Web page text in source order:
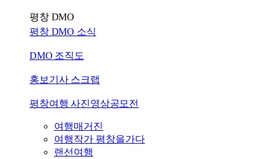
평창 DMO
평창 DMO 소식
DMO 조직도
홍보기사 스크랩
평창여행 사진영상공모전
여행매거진
여행작가 평창을가다
랜선여행